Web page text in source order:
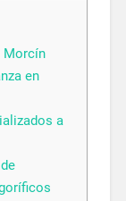
Morcín
en
a